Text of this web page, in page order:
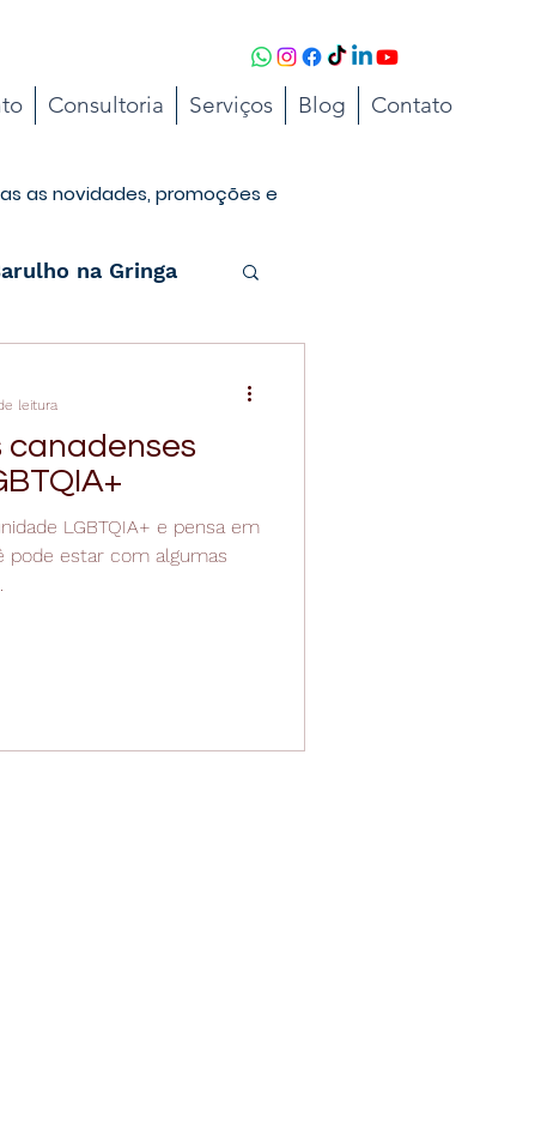
Consultoria Serviços Blog Contato
as novidades, promoções e
na Gringa
canadenses
LGBTQIA+ e pensa em
pode estar com algumas
leitura